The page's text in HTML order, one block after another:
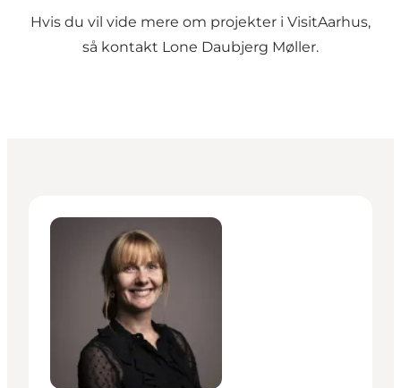
Hvis du vil vide mere om projekter i VisitAarhus,
så kontakt Lone Daubjerg Møller.